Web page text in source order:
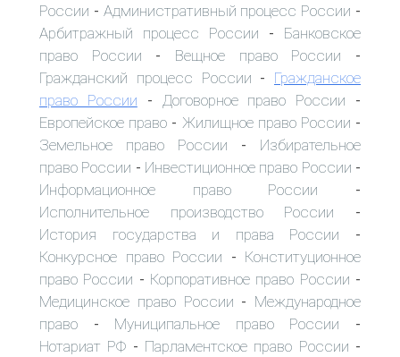
России - Административный процесс России -
Арбитражный процесс России - Банковское
право России - Вещное право России -
Гражданский процесс России - Гражданское
право России - Договорное право России -
Европейское право - Жилищное право России -
Земельное право России - Избирательное
право России - Инвестиционное право России -
Информационное право России -
Исполнительное производство России -
История государства и права России -
Конкурсное право России - Конституционное
право России - Корпоративное право России -
Медицинское право России - Международное
право - Муниципальное право России -
Нотариат РФ - Парламентское право России -